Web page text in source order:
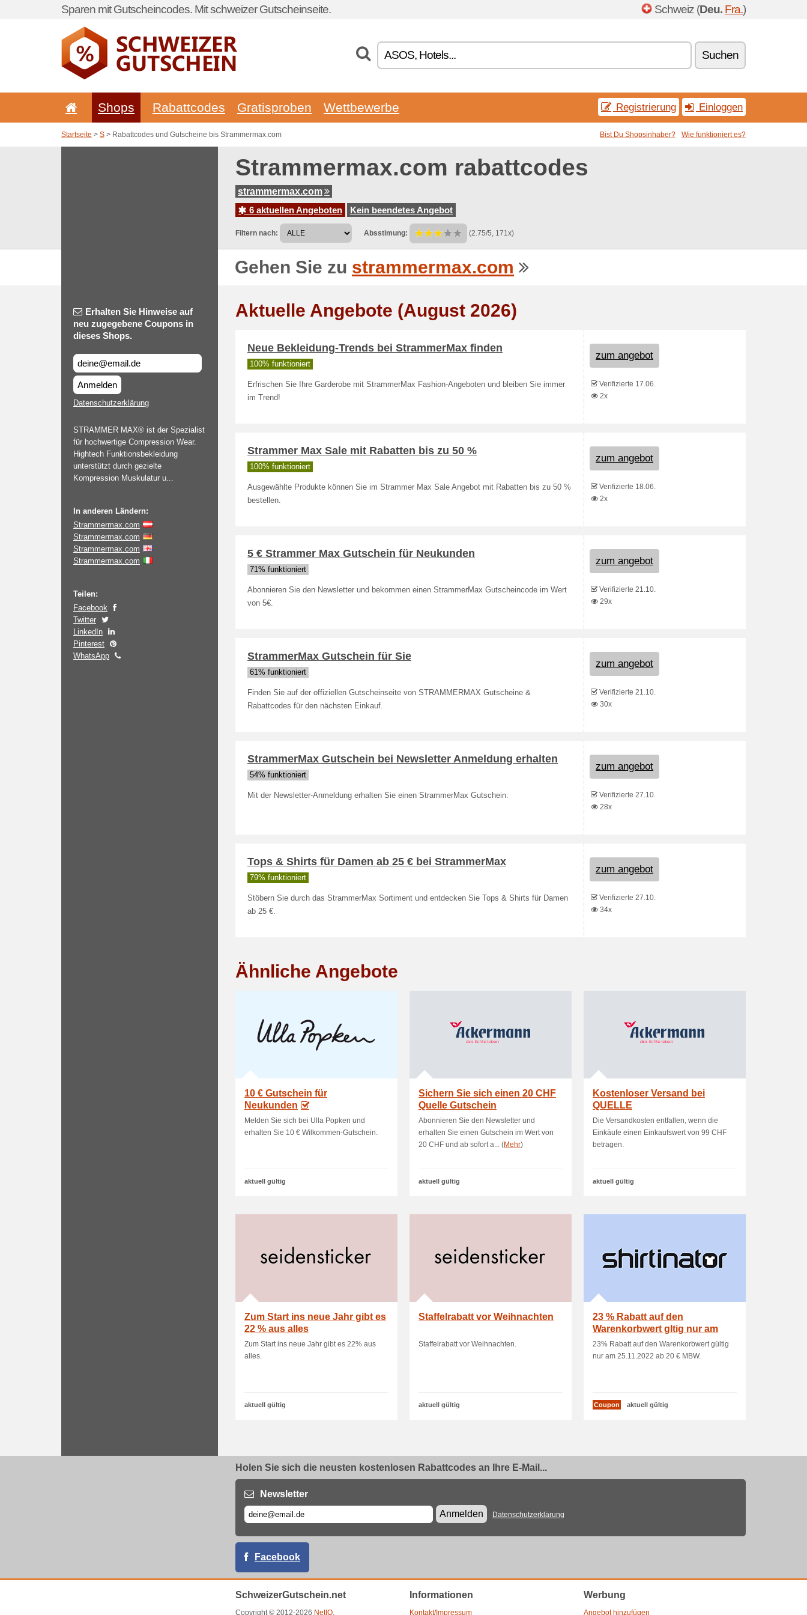
Sparen mit Gutscheincodes. Mit schweizer Gutscheinseite. Schweiz (Deu. Fra.)
Suchen
Shops Rabattcodes Gratisproben Wettbewerbe Registrierung Einloggen
Startseite > S > Rabattcodes und Gutscheine bis Strammermax.com Bist Du Shopsinhaber? Wie funktioniert es?
Strammermax.com rabattcodes
strammermax.com
6 aktuellen Angeboten
Kein beendetes Angebot
Filtern nach: Absstimung: (2.75/5, 171x)
Gehen Sie zu strammermax.com
Erhalten Sie Hinweise auf
neu zugegebene Coupons in
dieses Shops.
Anmelden
Datenschutzerklärung
STRAMMER MAX® ist der Spezialist
für hochwertige Compression Wear.
Hightech Funktionsbekleidung
unterstützt durch gezielte
Kompression Muskulatur u...
In anderen Ländern:
Strammermax.com
Strammermax.com
Strammermax.com
Strammermax.com
Teilen:
Facebook
Twitter
LinkedIn
Pinterest
WhatsApp
Aktuelle Angebote (August 2026)
Neue Bekleidung-Trends bei StrammerMax finden
100% funktioniert
Erfrischen Sie Ihre Garderobe mit StrammerMax Fashion-Angeboten und bleiben Sie immer
im Trend!
zum angebot
Verifizierte 17.06.
2x
Strammer Max Sale mit Rabatten bis zu 50 %
100% funktioniert
Ausgewählte Produkte können Sie im Strammer Max Sale Angebot mit Rabatten bis zu 50 %
bestellen.
zum angebot
Verifizierte 18.06.
2x
5 € Strammer Max Gutschein für Neukunden
71% funktioniert
Abonnieren Sie den Newsletter und bekommen einen StrammerMax Gutscheincode im Wert
von 5€.
zum angebot
Verifizierte 21.10.
29x
StrammerMax Gutschein für Sie
61% funktioniert
Finden Sie auf der offiziellen Gutscheinseite von STRAMMERMAX Gutscheine &
Rabattcodes für den nächsten Einkauf.
zum angebot
Verifizierte 21.10.
30x
StrammerMax Gutschein bei Newsletter Anmeldung erhalten
54% funktioniert
Mit der Newsletter-Anmeldung erhalten Sie einen StrammerMax Gutschein.
zum angebot
Verifizierte 27.10.
28x
Tops & Shirts für Damen ab 25 € bei StrammerMax
79% funktioniert
Stöbern Sie durch das StrammerMax Sortiment und entdecken Sie Tops & Shirts für Damen
ab 25 €.
zum angebot
Verifizierte 27.10.
34x
Ähnliche Angebote
10 € Gutschein für
Neukunden
Melden Sie sich bei Ulla Popken und
erhalten Sie 10 € Wilkommen-Gutschein.
aktuell gültig
Sichern Sie sich einen 20 CHF
Quelle Gutschein
Abonnieren Sie den Newsletter und
erhalten Sie einen Gutschein im Wert von
20 CHF und ab sofort a... (Mehr)
aktuell gültig
Kostenloser Versand bei
QUELLE
Die Versandkosten entfallen, wenn die
Einkäufe einen Einkaufswert von 99 CHF
betragen.
aktuell gültig
Zum Start ins neue Jahr gibt es
22 % aus alles
Zum Start ins neue Jahr gibt es 22% aus
alles.
aktuell gültig
Staffelrabatt vor Weihnachten
Staffelrabatt vor Weihnachten.
aktuell gültig
23 % Rabatt auf den
Warenkorbwert gltig nur am
25.11.2022 ab 20 MBW
23% Rabatt auf den Warenkorbwert gültig
nur am 25.11.2022 ab 20 € MBW.
Coupon aktuell gültig
Holen Sie sich die neusten kostenlosen Rabattcodes an Ihre E-Mail...
Newsletter
Anmelden
Datenschutzerklärung
Facebook
SchweizerGutschein.net
Copyright © 2012-2026 NetIQ.
Informationen
Kontakt/Impressum
Werbung
Angebot hinzufügen